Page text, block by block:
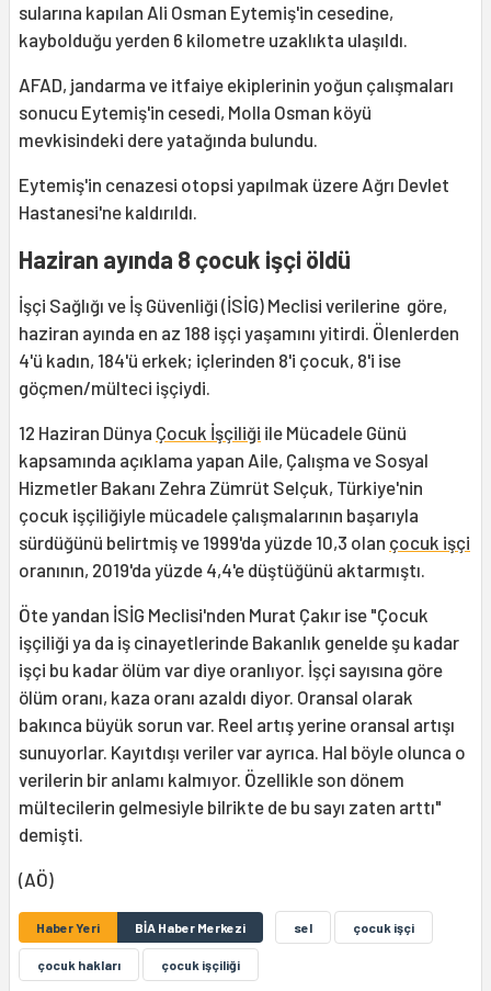
sularına kapılan Ali Osman Eytemiş'in cesedine,
kaybolduğu yerden 6 kilometre uzaklıkta ulaşıldı.
AFAD, jandarma ve itfaiye ekiplerinin yoğun çalışmaları
sonucu Eytemiş'in cesedi, Molla Osman köyü
mevkisindeki dere yatağında bulundu.
Eytemiş'in cenazesi otopsi yapılmak üzere Ağrı Devlet
Hastanesi'ne kaldırıldı.
Haziran ayında 8 çocuk işçi öldü
İşçi Sağlığı ve İş Güvenliği (İSİG) Meclisi verilerine göre,
haziran ayında en az 188 işçi yaşamını yitirdi. Ölenlerden
4'ü kadın, 184'ü erkek; içlerinden 8'i çocuk, 8'i ise
göçmen/mülteci işçiydi.
12 Haziran Dünya Çocuk İşçiliği ile Mücadele Günü
kapsamında açıklama yapan Aile, Çalışma ve Sosyal
Hizmetler Bakanı Zehra Zümrüt Selçuk, Türkiye'nin
çocuk işçiliğiyle mücadele çalışmalarının başarıyla
sürdüğünü belirtmiş ve 1999'da yüzde 10,3 olan çocuk işçi
oranının, 2019'da yüzde 4,4'e düştüğünü aktarmıştı.
Öte yandan İSİG Meclisi'nden Murat Çakır ise "Çocuk
işçiliği ya da iş cinayetlerinde Bakanlık genelde şu kadar
işçi bu kadar ölüm var diye oranlıyor. İşçi sayısına göre
ölüm oranı, kaza oranı azaldı diyor. Oransal olarak
bakınca büyük sorun var. Reel artış yerine oransal artışı
sunuyorlar. Kayıtdışı veriler var ayrıca. Hal böyle olunca o
verilerin bir anlamı kalmıyor. Özellikle son dönem
mültecilerin gelmesiyle bilrikte de bu sayı zaten arttı"
demişti.
(AÖ)
Haber Yeri BİA Haber Merkezi sel çocuk işçi
çocuk hakları çocuk işçiliği